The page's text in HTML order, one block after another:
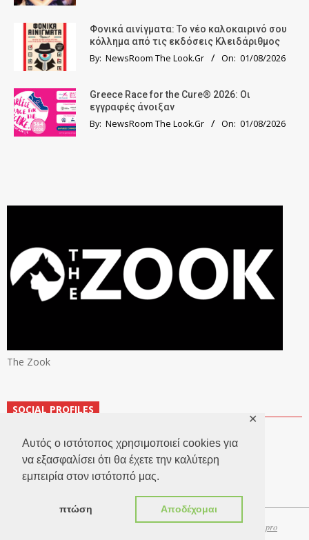
Αυτός ο ιστότοπος χρησιμοποιεί cookies για
να εξασφαλίσει ότι θα έχετε την καλύτερη
εμπειρία στον ιστότοπό μας.
πτώση Αποδέχομαι
✕
Φονικά αινίγματα: Το νέο καλοκαιρινό σου
κόλλημα από τις εκδόσεις Κλειδάριθμος
By: NewsRoom The Look.Gr On: 01/08/2026
Greece Race for the Cure® 2026: Οι
εγγραφές άνοιξαν
By: NewsRoom The Look.Gr On: 01/08/2026
The Zook
SOCIAL PROFILES
Websitepro